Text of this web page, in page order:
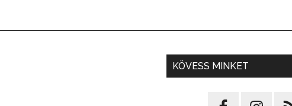
KÖVESS MINKET